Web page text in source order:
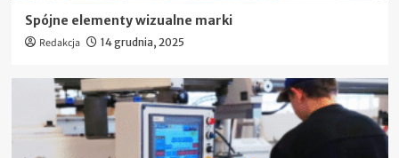
Spójne elementy wizualne marki
Redakcja 14 grudnia, 2025